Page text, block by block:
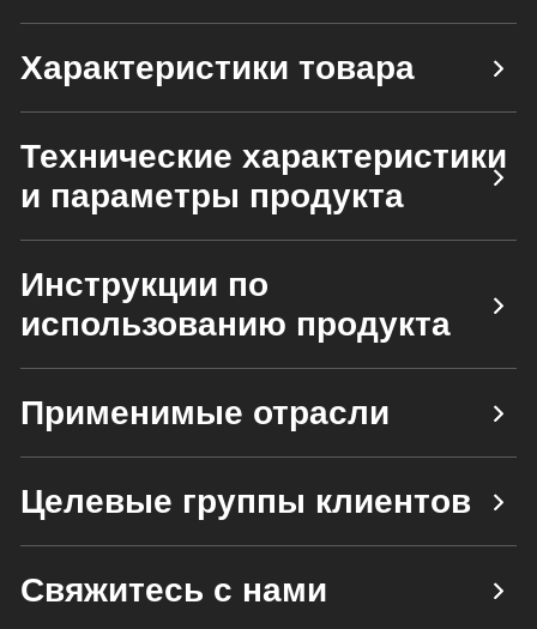
Характеристики товара
Технические характеристики
и параметры продукта
Инструкции по
использованию продукта
Применимые отрасли
Целевые группы клиентов
Свяжитесь с нами